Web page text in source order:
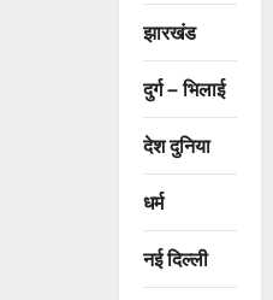
झारखंड
दुर्ग – भिलाई
देश दुनिया
धर्म
नई दिल्ली